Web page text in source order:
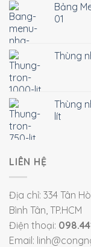
Bảng
01
Thùng
Thùng
lít
LIÊN HỆ
Địa chỉ: 334 Tân
Bình Tân, TP.HCM
Điện thoại:
Email: